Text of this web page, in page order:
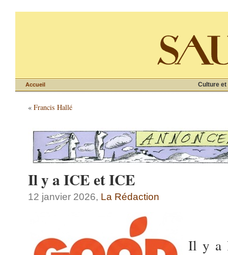
Culture et
Accueil
« Francis Hallé
Il y a ICE et ICE
12 janvier 2026, La Rédaction
Il y a